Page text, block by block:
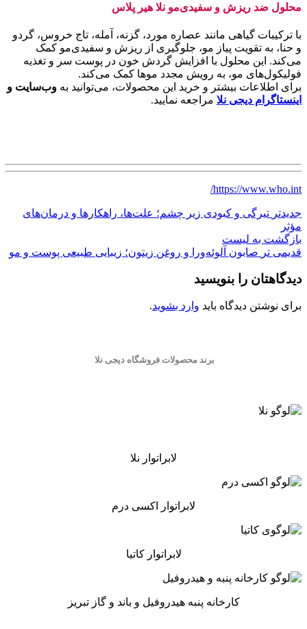
محلول ضد ریزش و سفیدی‌مو نلا هیر پلاس
با ترکیبات گیاهی مانند عصاره مورد، گزنه، آمله، تاج خروس، گردو
و حنا، به تقویت پیاز مو، جلوگیری از ریزش و سفیدی‌مو کمک
می‌کند. این محلول با افزایش گردش خون در پوست سر و تغذیه
فولیکول‌های مو، به رویش مجدد موها کمک می‌کند.
برای اطلاعات بیشتر و خرید این محصولات، می‌توانید به وب‌سایت و
اینستاگرام دیجی نلا مراجعه نمایید.
https://www.who.int/
جدیدتر تیرگی و کبودی زیر چشم؛ علت‌ها، راهکارها و درمان‌های
مؤثر
بازگشت به لیست
قدیمی تر صابون آلوئه‌ورا و روغن زیتون؛ زیبایی طبیعی پوست و مو
دیدگاهتان را بنویسید
برای نوشتن دیدگاه باید وارد بشوید.
برند محصولات فروشگاه دیجی نلا
لابراتوار نلا
لابراتوار اکسی درم
لابراتوار کاتیا
کارخانه پنبه هیدروفیل و باند و گاز تبریز